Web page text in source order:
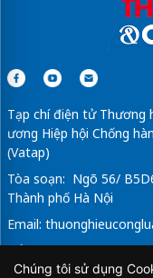
Tạp chí điện tử Thương
ương Hiệp hội Chống
(Vatap)
Tòa soạn: Ngõ 56/
Thành phố Hà Nội
Email:
Tổng Biên Tập: Vũ Đức
Chúng tôi sử dụng